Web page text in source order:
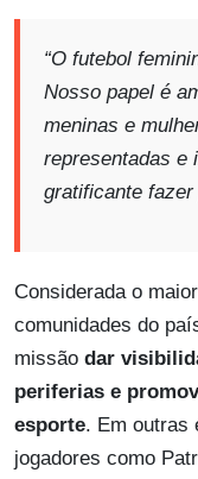
“O futebol
Nosso papel é
meninas e
representadas e
gratificante fazer
Considerada o
comunidades do
missão dar
periferias e
esporte. Em outras
jogadores como